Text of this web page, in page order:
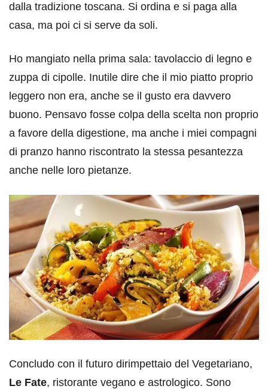
dalla tradizione toscana. Si ordina e si paga alla
casa, ma poi ci si serve da soli.
Ho mangiato nella prima sala: tavolaccio di legno e
zuppa di cipolle. Inutile dire che il mio piatto proprio
leggero non era, anche se il gusto era davvero
buono. Pensavo fosse colpa della scelta non proprio
a favore della digestione, ma anche i miei compagni
di pranzo hanno riscontrato la stessa pesantezza
anche nelle loro pietanze.
Concludo con il futuro dirimpettaio del Vegetariano,
Le Fate, ristorante vegano e astrologico. Sono